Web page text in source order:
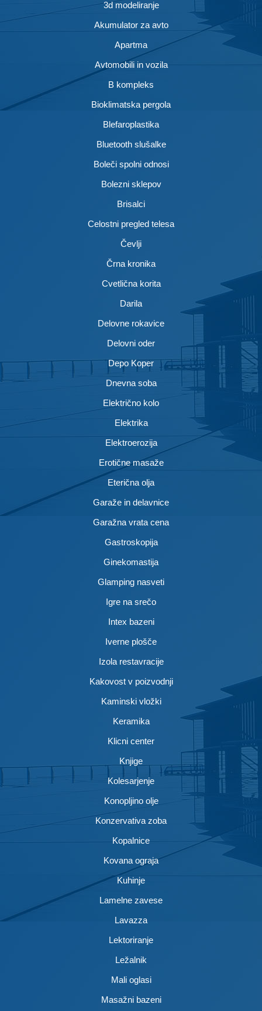
3d modeliranje
Akumulator za avto
Apartma
Avtomobili in vozila
B kompleks
Bioklimatska pergola
Blefaroplastika
Bluetooth slušalke
Boleči spolni odnosi
Bolezni sklepov
Brisalci
Celostni pregled telesa
Čevlji
Črna kronika
Cvetlična korita
Darila
Delovne rokavice
Delovni oder
Depo Koper
Dnevna soba
Električno kolo
Elektrika
Elektroerozija
Erotične masaže
Eterična olja
Garaže in delavnice
Garažna vrata cena
Gastroskopija
Ginekomastija
Glamping nasveti
Igre na srečo
Intex bazeni
Iverne plošče
Izola restavracije
Kakovost v poizvodnji
Kaminski vložki
Keramika
Klicni center
Knjige
Kolesarjenje
Konopljino olje
Konzervativa zoba
Kopalnice
Kovana ograja
Kuhinje
Lamelne zavese
Lavazza
Lektoriranje
Ležalnik
Mali oglasi
Masažni bazeni